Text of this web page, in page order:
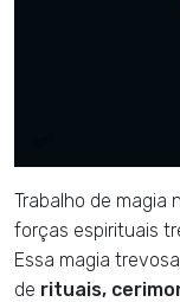
Trabalho de magia
forças espirituais
Essa magia
de rituais,